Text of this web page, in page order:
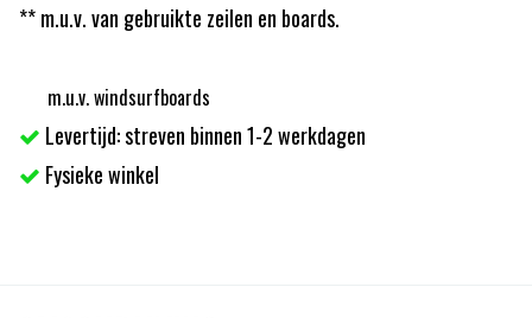
** m.u.v. van gebruikte zeilen en boards.
m.u.v. windsurfboards
Levertijd: streven binnen 1-2 werkdagen
Fysieke winkel